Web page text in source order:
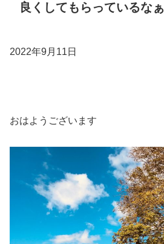
良くしてもらっているなぁ
2022年9月11日
おはようございます